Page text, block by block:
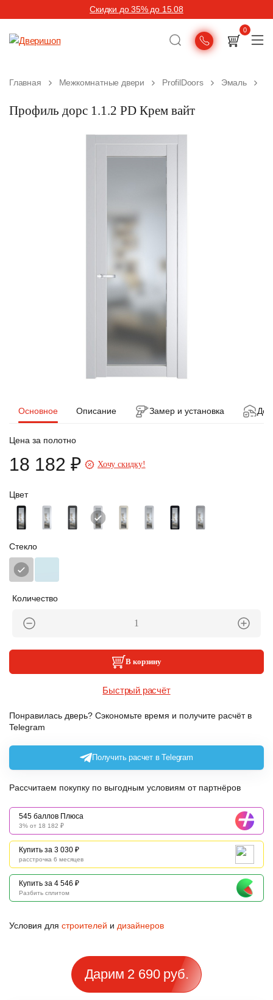
Скидки до 35% до 15.08
0
Главная Межкомнатные двери ProfilDoors Эмаль
Профиль дорс 1.1.2 PD Крем вайт
Основное Описание Замер и установка
Цвет
Стекло
Количество
Цена за полотно
18 182 ₽ Хочу скидку!
В корзину
Быстрый расчёт
Понравилась дверь? Сэкономьте время и получите расчёт в
Telegram
Получить расчет в Telegram
Рассчитаем покупку по выгодным условиям от партнёров
545 баллов Плюса
3% от 18 182 ₽
Купить за 3 030 ₽
расстрочка 6 месяцев
Купить за 4 546 ₽
Разбить сплитом
Условия для строителей и дизайнеров
Дарим 2 690 руб.